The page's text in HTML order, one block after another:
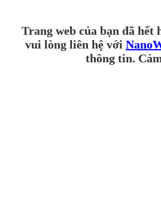
Trang web của bạn đã hết
vui lòng liên hệ với
thông tin.